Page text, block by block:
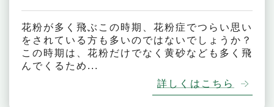
花粉が多く飛ぶこの時期、花粉症でつらい思い
をされている方も多いのではないでしょうか？
この時期は、花粉だけでなく黄砂なども多く飛
んでくるため...
詳しくはこちら